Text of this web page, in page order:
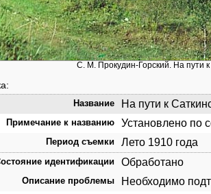
С. М. Прокудин-Горский. На пути
Название На пути к
Примечание к названию Установлено по
Период съемки Лето 1910 года
идентификации Обработано
Описание проблемы Необходимо